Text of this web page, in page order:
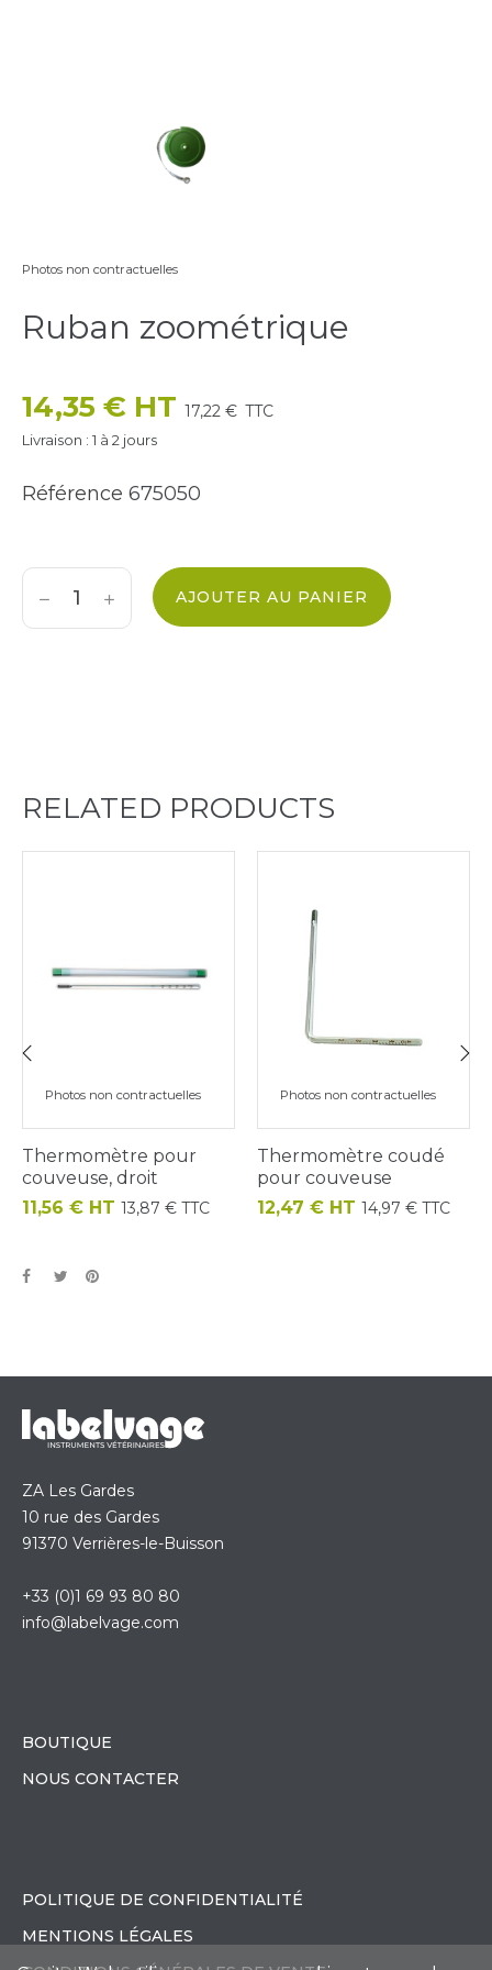
Photos non contractuelles
Ruban zoométrique
14,35 € HT 17,22 € TTC
Livraison : 1 à 2 jours
Référence 675050
AJOUTER AU PANIER
RELATED PRODUCTS
Photos non contractuelles
Thermomètre pour
couveuse, droit
Prix
11,56 € HT 13,87 € TTC
Photos non contractuelles
Thermomètre coudé
pour couveuse
Prix
12,47 € HT 14,97 € TTC
ZA Les Gardes
10 rue des Gardes
91370 Verrières-le-Buisson
+33 (0)1 69 93 80 80
info@labelvage.com
BOUTIQUE
NOUS CONTACTER
POLITIQUE DE CONFIDENTIALITÉ
MENTIONS LÉGALES